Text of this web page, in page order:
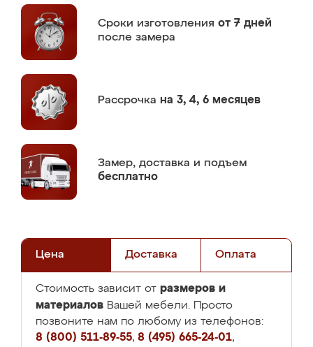
Сроки изготовления от 7 дней
после замера
Рассрочка на 3, 4, 6 месяцев
Замер, доставка и подъем
бесплатно
Цена Доставка Оплата
Стоимость зависит от размеров и
материалов Вашей мебели. Просто
позвоните нам по любому из телефонов:
8 (800) 511-89-55, 8 (495) 665-24-01,